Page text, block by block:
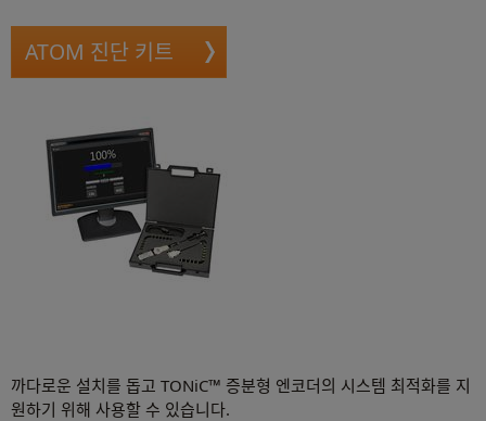
ATOM 진단 키트
까다로운 설치를 돕고 TONiC™ 증분형 엔코더의 시스템 최적화를 지
원하기 위해 사용할 수 있습니다.